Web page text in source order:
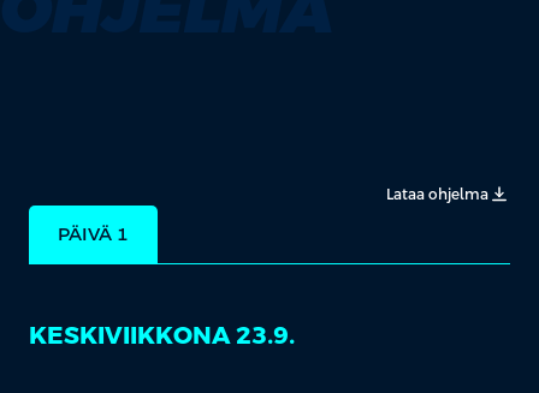
Lataa ohjelma
PÄIVÄ 1
KESKIVIIKKONA 23.9.